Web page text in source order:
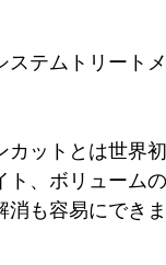
ステムトリート
ットとは世界
ト、ボリューム
も容易にできま